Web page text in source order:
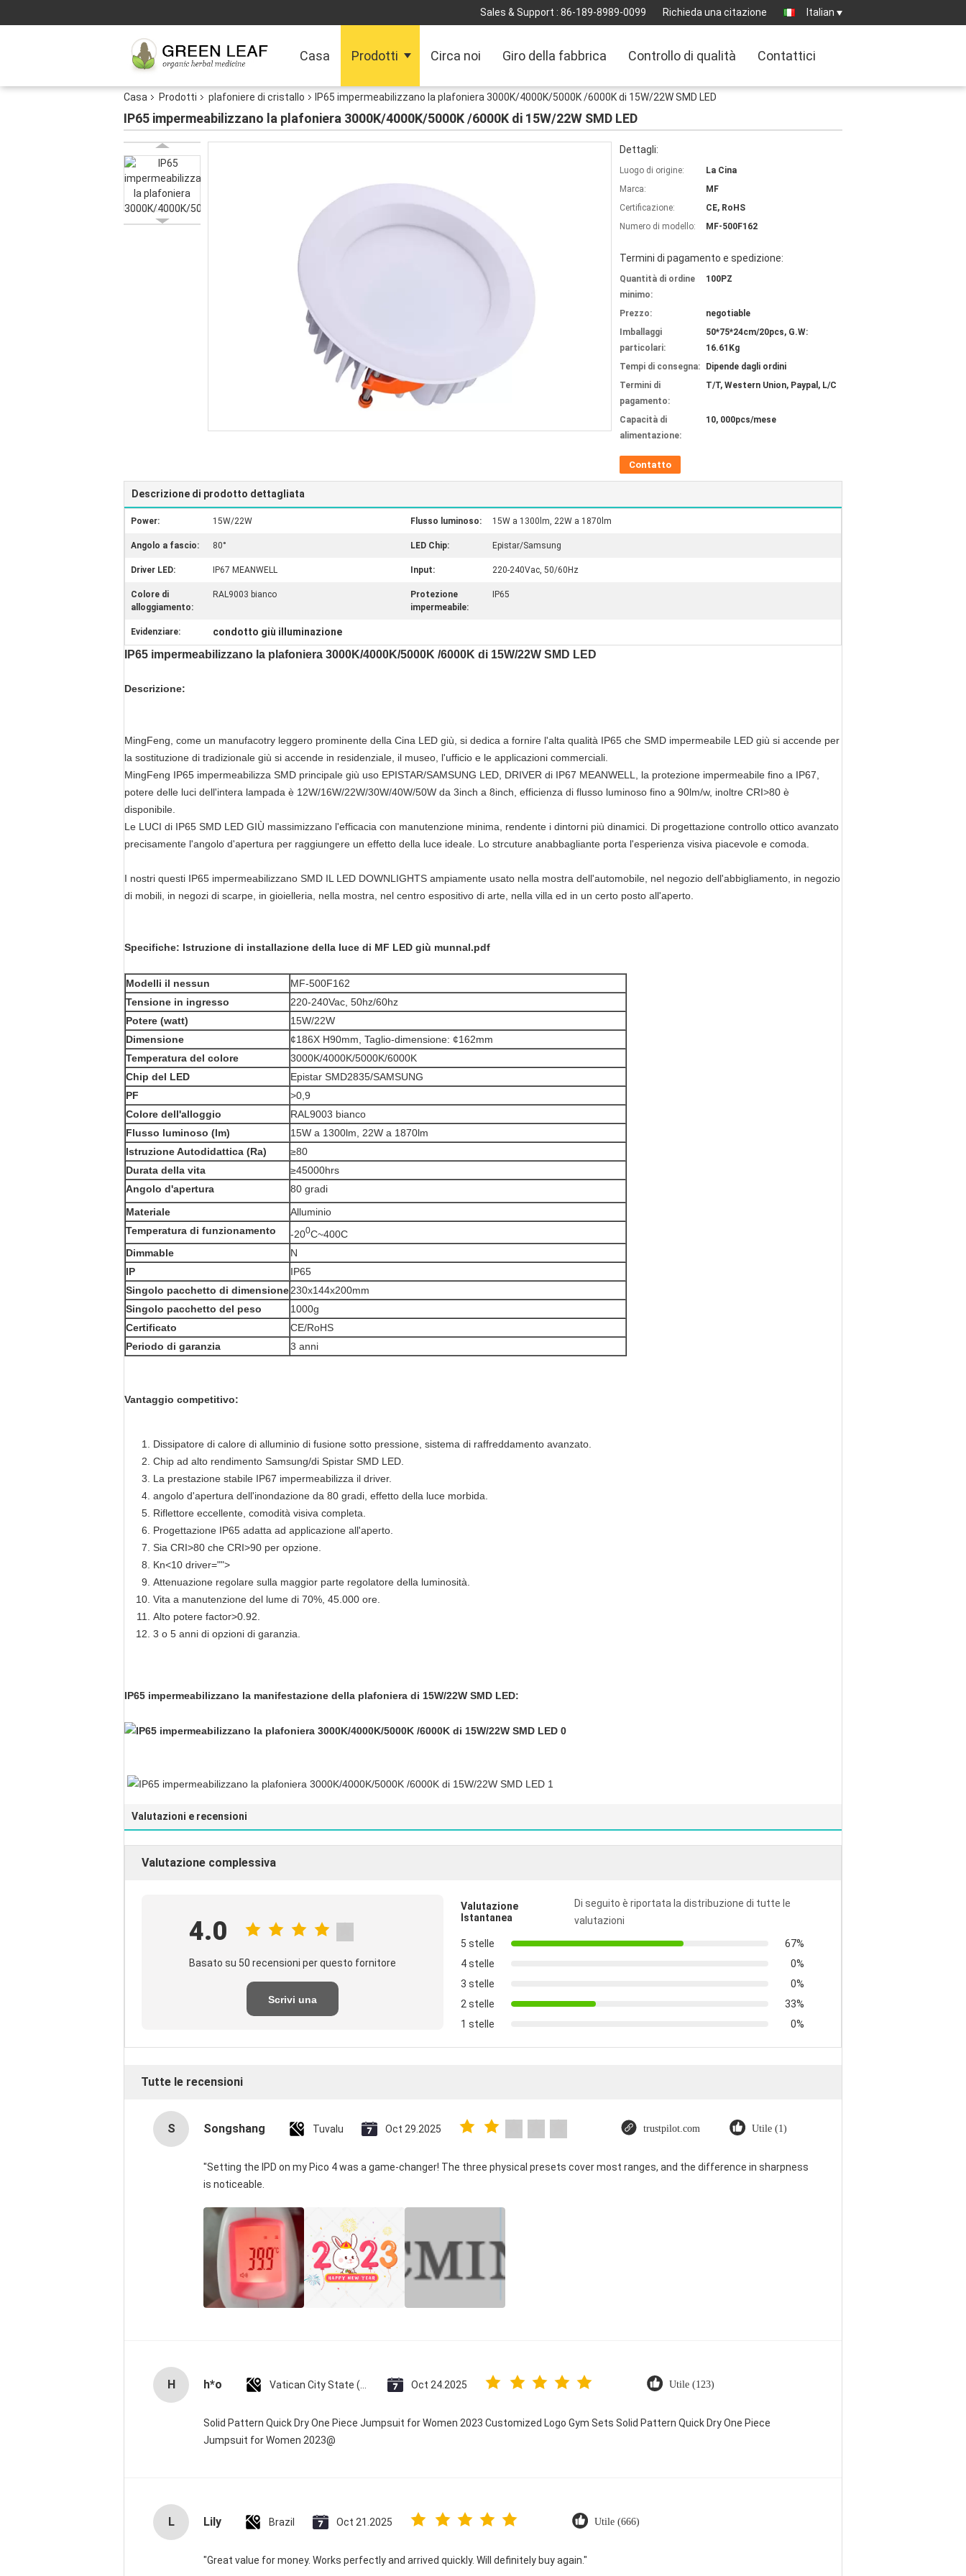
Sales & Support : 86-189-8989-0099 Richieda una citazione Italian
Casa Prodotti Circa noi Giro della fabbrica Controllo di qualità Contattici
Casa Prodotti plafoniere di cristallo IP65 impermeabilizzano la plafoniera 3000K/4000K/5000K /6000K di 15W/22W SMD LED
IP65 impermeabilizzano la plafoniera 3000K/4000K/5000K /6000K di 15W/22W SMD LED
Dettagli:
Luogo di origine:
La Cina
Marca:
MF
Certificazione:
CE, RoHS
Numero di modello:
MF-500F162
Termini di pagamento e spedizione:
Quantità di ordine
minimo:
100PZ
Prezzo:
negotiable
Imballaggi
particolari:
50*75*24cm/20pcs, G.W:
16.61Kg
Tempi di consegna:
Dipende dagli ordini
Termini di
pagamento:
T/T, Western Union, Paypal, L/C
Capacità di
alimentazione:
10, 000pcs/mese
Contatto
Descrizione di prodotto dettagliata
Power: 15W/22W Flusso luminoso: 15W a 1300lm, 22W a 1870lm
Angolo a fascio: 80° LED Chip: Epistar/Samsung
Driver LED: IP67 MEANWELL Input: 220-240Vac, 50/60Hz
Colore di
alloggiamento:
RAL9003 bianco
Protezione
impermeabile:
IP65
Evidenziare: condotto giù illuminazione
IP65 impermeabilizzano la plafoniera 3000K/4000K/5000K /6000K di 15W/22W SMD LED
Descrizione:
MingFeng, come un manufacotry leggero prominente della Cina LED giù, si dedica a fornire l'alta qualità IP65 che SMD impermeabile LED giù si accende per
la sostituzione di tradizionale giù si accende in residenziale, il museo, l'ufficio e le applicazioni commerciali.
MingFeng IP65 impermeabilizza SMD principale giù uso EPISTAR/SAMSUNG LED, DRIVER di IP67 MEANWELL, la protezione impermeabile fino a IP67,
potere delle luci dell'intera lampada è 12W/16W/22W/30W/40W/50W da 3inch a 8inch, efficienza di flusso luminoso fino a 90lm/w, inoltre CRI>80 è
disponibile.
Le LUCI di IP65 SMD LED GIÙ massimizzano l'efficacia con manutenzione minima, rendente i dintorni più dinamici. Di progettazione controllo ottico avanzato
precisamente l'angolo d'apertura per raggiungere un effetto della luce ideale. Lo strcuture anabbagliante porta l'esperienza visiva piacevole e comoda.
I nostri questi IP65 impermeabilizzano SMD IL LED DOWNLIGHTS ampiamente usato nella mostra dell'automobile, nel negozio dell'abbigliamento, in negozio
di mobili, in negozi di scarpe, in gioielleria, nella mostra, nel centro espositivo di arte, nella villa ed in un certo posto all'aperto.
Specifiche: Istruzione di installazione della luce di MF LED giù munnal.pdf
Modelli il nessun
MF-500F162
Tensione in ingresso
220-240Vac, 50hz/60hz
Potere (watt)
15W/22W
Dimensione
¢186X H90mm, Taglio-dimensione: ¢162mm
Temperatura del colore
3000K/4000K/5000K/6000K
Chip del LED
Epistar SMD2835/SAMSUNG
PF
>0,9
Colore dell'alloggio
RAL9003 bianco
Flusso luminoso (lm)
15W a 1300lm, 22W a 1870lm
Istruzione Autodidattica (Ra)
≥80
Durata della vita
≥45000hrs
Angolo d'apertura
80 gradi
Materiale
Alluminio
Temperatura di funzionamento
-200C~400C
Dimmable
N
IP
IP65
Singolo pacchetto di dimensione230x144x200mm
Singolo pacchetto del peso
1000g
Certificato
CE/RoHS
Periodo di garanzia
3 anni
Vantaggio competitivo:
Dissipatore di calore di alluminio di fusione sotto pressione, sistema di raffreddamento avanzato.
Chip ad alto rendimento Samsung/di Spistar SMD LED.
La prestazione stabile IP67 impermeabilizza il driver.
angolo d'apertura dell'inondazione da 80 gradi, effetto della luce morbida.
Riflettore eccellente, comodità visiva completa.
Progettazione IP65 adatta ad applicazione all'aperto.
Sia CRI>80 che CRI>90 per opzione.
Kn<10 driver="">
Attenuazione regolare sulla maggior parte regolatore della luminosità.
Vita a manutenzione del lume di 70%, 45.000 ore.
Alto potere factor>0.92.
3 o 5 anni di opzioni di garanzia.
IP65 impermeabilizzano la manifestazione della plafoniera di 15W/22W SMD LED:
Valutazioni e recensioni
Valutazione complessiva
4.0
Basato su 50 recensioni per questo fornitore
Scrivi una
Valutazione
Istantanea
Di seguito è riportata la distribuzione di tutte le
valutazioni
5 stelle
67%
4 stelle
0%
3 stelle
0%
2 stelle
33%
1 stelle
0%
Tutte le recensioni
S Songshang Tuvalu Oct 29.2025 trustpilot.com Utile (1)
"Setting the IPD on my Pico 4 was a game-changer! The three physical presets cover most ranges, and the difference in sharpness
is noticeable.
H h*o Oct 24.2025 Utile (123)
Solid Pattern Quick Dry One Piece Jumpsuit for Women 2023 Customized Logo Gym Sets Solid Pattern Quick Dry One Piece
Jumpsuit for Women 2023@
L Lily Brazil Oct 21.2025 Utile (666)
"Great value for money. Works perfectly and arrived quickly. Will definitely buy again."